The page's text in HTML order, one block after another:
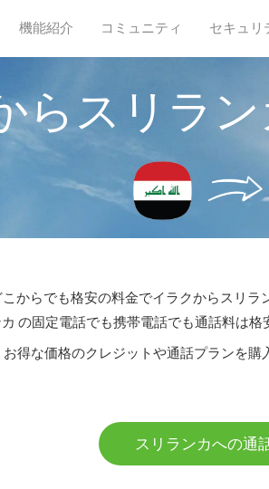
機能紹介 コミュニティ セキュリ
らスリラ
からでも格安の料金でイラクからスリラ
の固定電話でも携帯電話でも通話料は格
お得な価格のクレジットや通話プランを購
スリランカへの通